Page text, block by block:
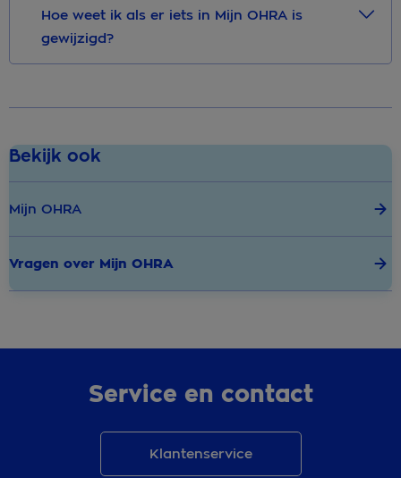
Hoe weet ik als er iets in Mijn OHRA is
gewijzigd?
Bekijk ook
Mijn OHRA
Vragen over Mijn OHRA
Service en contact
Klantenservice